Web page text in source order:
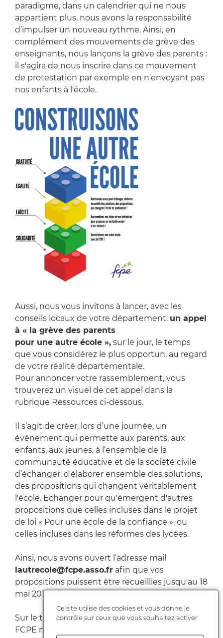
paradigme, dans un calendrier qui ne nous
appartient plus, nous avons la responsabilité
d’impulser un nouveau rythme. Ainsi, en
complément des mouvements de grève des
enseignants, nous lançons la grève des parents :
il s'agira de nous inscrire dans ce mouvement
de protestation par exemple en n’envoyant pas
nos enfants à l'école.
Aussi, nous vous invitons à lancer, avec les
conseils locaux de votre département, un appel
à « la grève des parents
pour une autre école », sur le jour, le temps
que vous considérez le plus opportun, au regard
de votre réalité départementale.
Pour annoncer votre rassemblement, vous
trouverez un visuel de cet appel dans la
rubrique Ressources ci-dessous.
Il s’agit de créer, lors d’une journée, un
événement qui permette aux parents, aux
enfants, aux jeunes, à l’ensemble de la
communauté éducative et de la société civile
d’échanger, d'élaborer ensemble des solutions,
des propositions qui changent véritablement
l'école. Echanger pour qu'émergent d'autres
propositions que celles incluses dans le projet
de loi « Pour une école de la confiance », ou
celles incluses dans les réformes des lycées.
Ainsi, nous avons ouvert l’adresse mail
lautrecole@fcpe.asso.fr afin que vos
propositions puissent être recueillies jusqu'au 18
mai 2019.
Sur le terrain, avec des experts en pédagogie, la
FCPE nationale travaillera avec vous à
Ce site utilise des cookies et vous donne le
contrôle sur ceux que vous souhaitez activer